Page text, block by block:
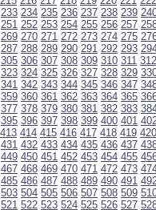
233 234 235 236 237 238 239
251 252 253 254 255 256 257
269 270 271 272 273 274 275
287 288 289 290 291 292 293
305 306 307 308 309 310 311 312
323 324 325 326 327 328 329
341 342 343 344 345 346 347
359 360 361 362 363 364 365
377 378 379 380 381 382 383
395 396 397 398 399 400 401
413 414 415 416 417 418 419 420
431 432 433 434 435 436 437
449 450 451 452 453 454 455
467 468 469 470 471 472 473
485 486 487 488 489 490 491
503 504 505 506 507 508 509
521 522 523 524 525 526 527